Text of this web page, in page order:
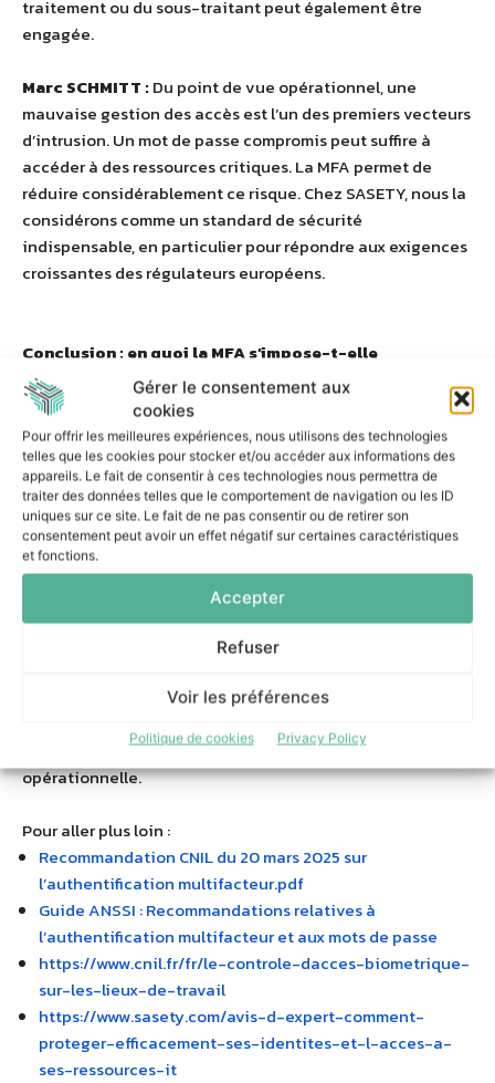
Gérer le consentement aux
cookies
Pour offrir les meilleures expériences, nous utilisons des technologies
telles que les cookies pour stocker et/ou accéder aux informations des
appareils. Le fait de consentir à ces technologies nous permettra de
traiter des données telles que le comportement de navigation ou les ID
uniques sur ce site. Le fait de ne pas consentir ou de retirer son
consentement peut avoir un effet négatif sur certaines caractéristiques
et fonctions.
Accepter
Refuser
Voir les préférences
Politique de cookies Privacy Policy
traitement ou du sous-traitant peut également être
engagée.
Marc SCHMITT :Du point de vue opérationnel, une
mauvaise gestion des accès est l’un des premiers vecteurs
d’intrusion. Un mot de passe compromis peut suffire à
accéder à des ressources critiques. La MFA permet de
réduire considérablement ce risque. Chez SASETY, nous la
considérons comme un standard de sécurité
indispensable, en particulier pour répondre aux exigences
croissantes des régulateurs européens.
Conclusion : en quoi la MFA s’impose-t-elle
aujourd’hui comme un standard ?
Gaëlle TILLOY :La MFA est devenue une mesure de
sécurité essentielle, car elle apporte une réponse efficace
et mesurable aux menaces actuelles. Elle est adaptée,
proportionnée et conforme au RGPD si elle est bien mise
en œuvre. C’est une étape clé dans la gestion du risque
cyber.
Marc SCHMITT :Grâce à des solutions comme Silverfort, la
MFA n’est plus un casse-tête technique. Elle devient un
conformité pour les directions juridiques et sécurité.
dans cette transition, de manière pragmatique et
opérationnelle.
Pour aller plus loin :
Recommandation CNIL du 20 mars 2025 sur
l’authentification multifacteur.pdf
Guide ANSSI : Recommandations relatives à
l’authentification multifacteur et aux mots de passe
https://www.cnil.fr/fr/le-controle-dacces-biometrique-
sur-les-lieux-de-travail
https://www.sasety.com/avis-d-expert-comment-
proteger-efficacement-ses-identites-et-l-acces-a-
ses-ressources-it